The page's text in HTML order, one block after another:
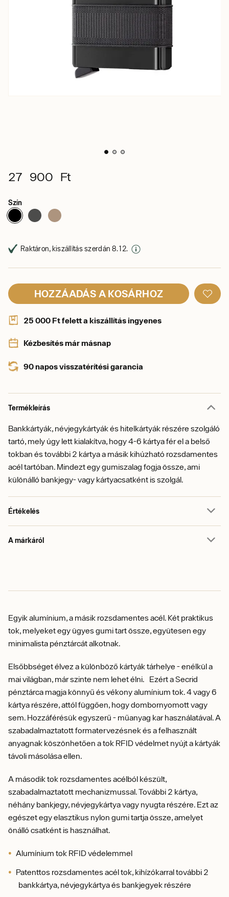
27 900 Ft
Szín
Raktáron, kiszállítás szerdán 8. 12.
HOZZÁADÁS A KOSÁRHOZ
25 000 Ft felett a kiszállítás ingyenes
Kézbesítés már másnap
90 napos visszatérítési garancia
Termékleírás
Bankkártyák, névjegykártyák és hitelkártyák részére szolgáló
tartó, mely úgy lett kialakítva, hogy 4-6 kártya fér el a belső
tokban és további 2 kártya a másik kihúzható rozsdamentes
acél tartóban. Mindezt egy gumiszalag fogja össze, ami
különálló bankjegy- vagy kártyacsatként is szolgál.
Értékelés
A márkáról
Egyikalumínium, a másik rozsdamentes acél. Két praktikus
tok, melyeket egy ügyes gumi tart össze, együtesen egy
minimalista pénztárcát alkotnak.
Elsőbbséget élvez a különböző kártyák tárhelye - enélkül a
mai világban, már szinte nem lehet élni. Ezért a Secrid
pénztárca magja könnyű és vékony alumínium tok. 4 vagy 6
kártya részére, attól függően, hogy dombornyomott vagy
sem. Hozzáférésük egyszerű - műanyag kar használatával. A
szabadalmaztatott formatervezésnek és a felhasznált
anyagnak köszönhetően a tok RFID védelmet nyújt a kártyák
távoli másolása ellen.
A második tok rozsdamentes acélból készült,
szabadalmaztatott mechanizmussal. További 2 kártya,
néhány bankjegy, névjegykártya vagy nyugta részére. Ezt az
egészet egy elasztikus nylon gumi tartja össze, amelyet
önálló csatként is használhat.
Alumínium tok RFID védelemmel
Patenttos rozsdamentes acél tok, kihízókarral további 2
bankkártya, névjegykártya és bankjegyek részére